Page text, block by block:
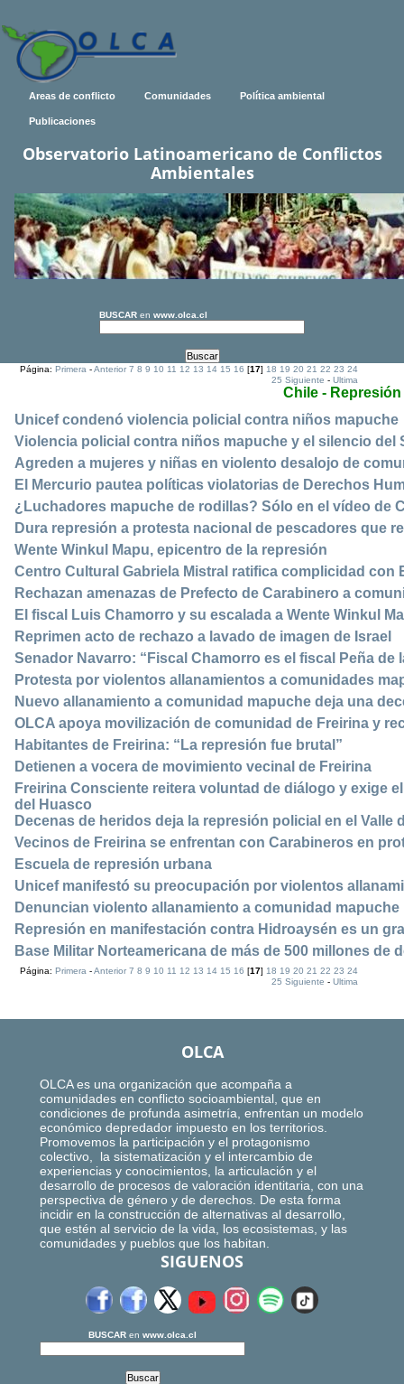
Areas de conflicto Comunidades Política ambiental
Publicaciones
Observatorio Latinoamericano de Conflictos
Ambientales
BUSCAR en www.olca.cl
Página:Primera -Anterior 7 8 9 10 11 12 13 14 15 16 [17]18 19 20 21 22 23 24
25 Siguiente -Ultima
Chile - Represión
Unicef condenó violencia policial contra niños mapuche
Violencia policial contra niños mapuche y el silencio del
Agreden a mujeres y niñas en violento desalojo de
El Mercurio pautea políticas violatorias de Derechos
¿Luchadores mapuche de rodillas? Sólo en el vídeo de
Dura represión a protesta nacional de pescadores que
Wente Winkul Mapu, epicentro de la represión
Centro Cultural Gabriela Mistral ratifica complicidad con
Rechazan amenazas de Prefecto de Carabinero a
El fiscal Luis Chamorro y su escalada a Wente Winkul
Reprimen acto de rechazo a lavado de imagen de Israel
Senador Navarro: “Fiscal Chamorro es el fiscal Peña de
Protesta por violentos allanamientos a comunidades
Nuevo allanamiento a comunidad mapuche deja una
OLCA apoya movilización de comunidad de Freirina y
Habitantes de Freirina: “La represión fue brutal”
Detienen a vocera de movimiento vecinal de Freirina
Freirina Consciente reitera voluntad de diálogo y exige
del Huasco
Decenas de heridos deja la represión policial en el Valle
Vecinos de Freirina se enfrentan con Carabineros en
Escuela de represión urbana
Unicef manifestó su preocupación por violentos
Denuncian violento allanamiento a comunidad mapuche
Represión en manifestación contra Hidroaysén es un
Base Militar Norteamericana de más de 500 millones de
Página:Primera -Anterior 7 8 9 10 11 12 13 14 15 16 [17]18 19 20 21 22 23 24
25 Siguiente -Ultima
OLCA
OLCA es una organización que acompaña a
comunidades en conflicto socioambiental, que en
condiciones de profunda asimetría, enfrentan un modelo
económico depredador impuesto en los territorios.
Promovemos la participación y el protagonismo
colectivo, la sistematización y el intercambio de
experiencias y conocimientos, la articulación y el
desarrollo de procesos de valoración identitaria, con una
perspectiva de género y de derechos. De esta forma
incidir en la construcción de alternativas al desarrollo,
que estén al servicio de la vida, los ecosistemas, y las
comunidades y pueblos que los habitan.
SIGUENOS
BUSCAR en www.olca.cl